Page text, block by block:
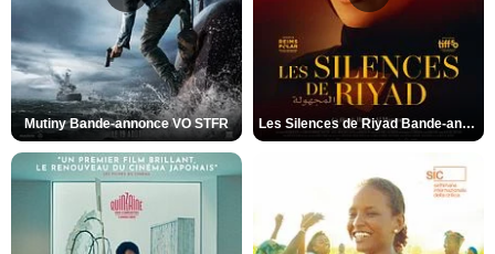
Mutiny Bande-annonce VO STFR Les Silences de Riyad Bande-annonce VO STFR